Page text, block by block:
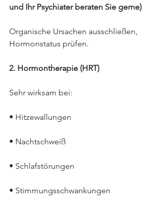
und Ihr Psychiater beraten Sie gerne)
Organische Ursachen ausschließen,
Hormonstatus prüfen.
2. Hormontherapie (HRT)
Sehr wirksam bei:
• Hitzewallungen
• Nachtschweiß
• Schlafstörungen
• Stimmungsschwankungen